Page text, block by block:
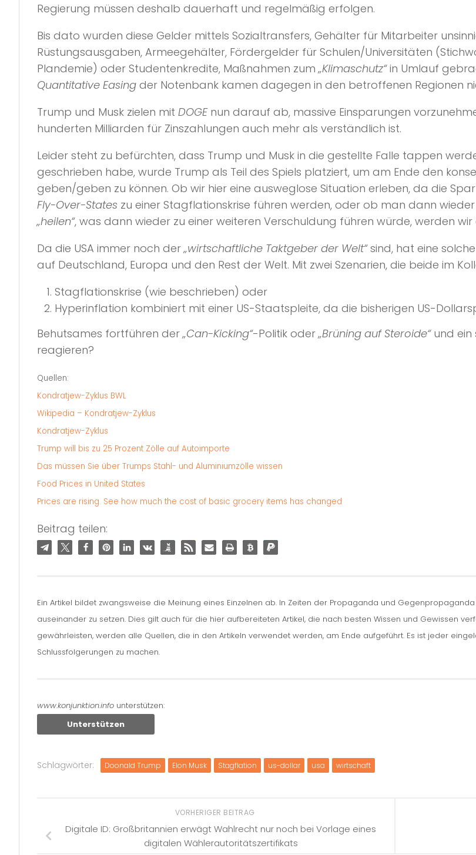
Regierung müssen deshalb dauerhaft und regelmäßig erfolgen.
Bis dato wurden diese Gelder mittels Sozialtransfers, Gehälter für Mitarbeiter
Rüstungsausgaben, Armeegehälter, Fördergelder für Schulen/Universitäten
Plandemie) oder Studentenkredite, Maßnahmen zum„Klimaschutz“in Umlauf
Quantitative Easing der Notenbank kamen dagegen in den betroffenen Regionen
Trump und Musk zielen mit DOGEnun darauf ab, massive Einsparungen
hunderten Milliarden für Zinszahlungen auch mehr als verständlich ist.
Leider steht zu befürchten, dass Trump und Musk in die gestellte Falle tappen
geschrieben habe, wurde Trump als Teil des Spiels platziert, um am Ende den
geben/geben zu können. Ob wir hier eine ausweglose Situation erleben, da die
Fly-Over-States zu einer Stagflationskrise führen werden, oder ob man dann
„heilen“, was dann wieder zu einer weiteren Verschuldung führen würde, werden
Da die USA immer noch der„wirtschaftliche Taktgeber der Welt“sind, hat eine
auf Deutschland, Europa und den Rest der Welt. Mit zwei Szenarien, die beide im
Stagflationskrise (wie beschrieben) oder
Hyperinflation kombiniert mit einer US-Staatspleite, da die bisherigen US-
Behutsames fortführen der„Can-Kicking“-Politik oder„Brüning auf Steroide“und ein
reagieren?
Quellen:
Kondratjew-Zyklus BWL
Wikipedia – Kondratjew-Zyklus
Kondratjew-Zyklus
Trump will bis zu 25 Prozent Zölle auf Autoimporte
Das müssen Sie über Trumps Stahl- und Aluminiumzölle wissen
Food Prices in United States
Prices are rising. See how much the cost of basic grocery items has changed
Beitrag teilen:
Ein Artikel bildet zwangsweise die Meinung eines Einzelnen ab. In Zeiten der Propaganda und
auseinander zu setzen. Dies gilt auch für die hier aufbereiteten Artikel, die nach besten Wissen und Gewissen
gewährleisten, werden alle Quellen, die in den Artikeln verwendet werden, am Ende aufgeführt. Es ist jeder
Schlussfolgerungen zu machen.
www.konjunktion.info unterstützen:
Unterstützen
Schlagwörter: Doonald Trump Elon Musk Stagflation us-dollar usa wirtschaft
VORHERIGER BEITRAG
Digitale ID: Großbritannien erwägt Wahlrecht nur noch bei Vorlage eines
digitalen Wählerautoritätszertifikats